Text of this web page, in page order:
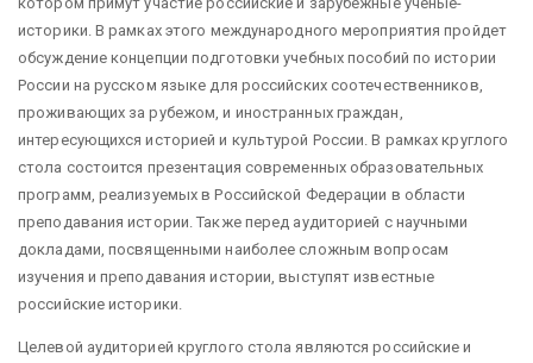
историки. В рамках этого международного мероприятия пройдет
обсуждение концепции подготовки учебных пособий по истории
России на русском языке для российских соотечественников,
проживающих за рубежом, и иностранных граждан,
интересующихся историей и культурой России. В рамках круглого
стола состоится презентация современных образовательных
программ, реализуемых в Российской Федерации в области
преподавания истории. Также перед аудиторией с научными
докладами, посвященными наиболее сложным вопросам
изучения и преподавания истории, выступят известные
российские историки.
Целевой аудиторией круглого стола являются российские и